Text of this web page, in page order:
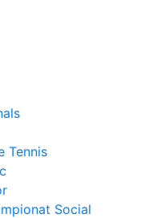
Tennis
Social